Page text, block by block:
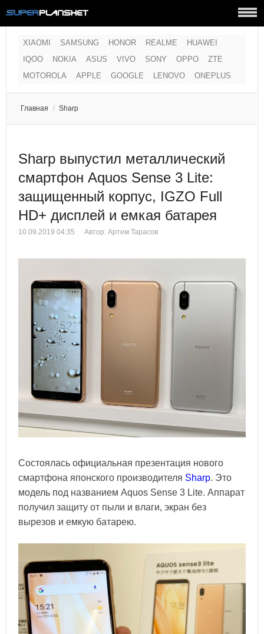
XIAOMI SAMSUNG HONOR REALME
HUAWEI
IQOO
NOKIA ASUS VIVO SONY OPPO
ZTE
MOTOROLA
APPLE GOOGLE LENOVO ONEPLUS
Главная / Sharp
Sharp выпустил металлический
смартфон Aquos Sense 3 Lite:
защищенный корпус, IGZO Full
HD+ дисплей и емкая батарея
10.09.2019 04:35 Автор: Артем Тарасов
Состоялась официальная презентация нового
смартфона японского производителя Sharp. Это
модель под названием Aquos Sense 3 Lite. Аппарат
получил защиту от пыли и влаги, экран без
вырезов и емкую батарею.